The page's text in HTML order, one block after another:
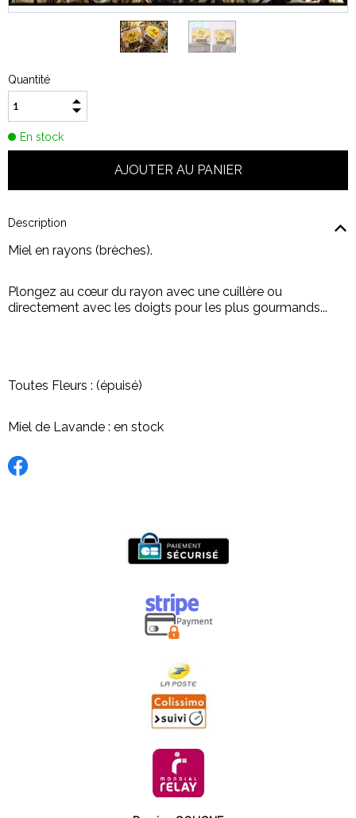
Quantité
En stock
Description
Miel en rayons (brèches).
Plongez au cœur du rayon avec une cuillère ou
directement avec les doigts pour les plus gourmands...
Toutes Fleurs : (épuisé)
Miel de Lavande : en stock